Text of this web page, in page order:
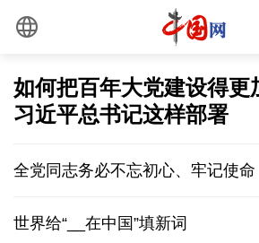
如何把百年大党建设得更
习近平总书记这样部署
全党同志务必不忘初心、牢记使命
世界给“__在中国”填新词